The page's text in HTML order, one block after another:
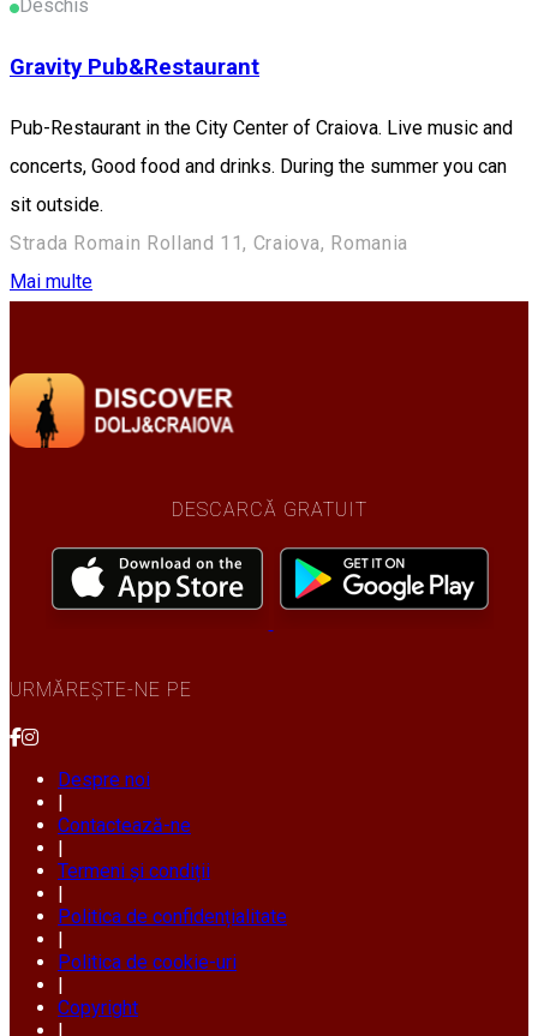
Deschis
Gravity Pub&Restaurant
Pub-Restaurant in the City Center of Craiova. Live music and
concerts, Good food and drinks. During the summer you can
sit outside.
Strada Romain Rolland 11, Craiova, Romania
Mai multe
DESCARCĂ GRATUIT
URMĂREȘTE-NE PE
Despre noi
Contactează-ne
Termeni și condiții
Politica de confidențialitate
Politica de cookie-uri
Copyright